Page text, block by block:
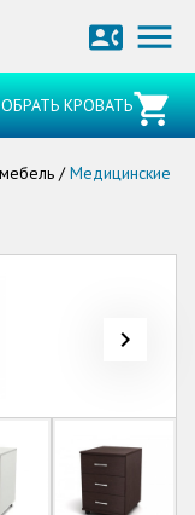
menu
contact_phone
КРОВАТЬ
/ Медицинские
navigate_next